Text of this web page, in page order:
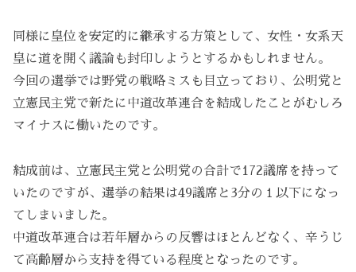
同様に皇位を安定的に継承する方策として、女性・女系天
皇に道を開く議論も封印しようとするかもしれません。
今回の選挙では野党の戦略ミスも目立っており、公明党と
立憲民主党で新たに中道改革連合を結成したことがむしろ
マイナスに働いたのです。
結成前は、立憲民主党と公明党の合計で172議席を持って
いたのですが、選挙の結果は49議席と3分の１以下になっ
てしまいました。
中道改革連合は若年層からの反響はほとんどなく、辛うじ
て高齢層から支持を得ている程度となったのです。